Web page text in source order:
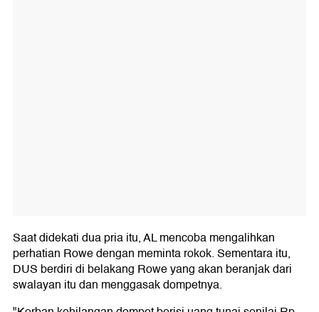
Saat didekati dua pria itu, AL mencoba mengalihkan
perhatian Rowe dengan meminta rokok. Sementara itu,
DUS berdiri di belakang Rowe yang akan beranjak dari
swalayan itu dan menggasak dompetnya.